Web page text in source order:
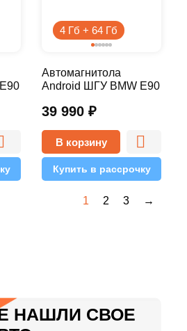
4 Гб + 64 Гб
39 990 ₽
Автомагнитола
Android ШГУ BMW E90
10.1 4/64 Pro
В корзину
Купить в рассрочку
1 2 3 →
НАШЛИ СВОЕ